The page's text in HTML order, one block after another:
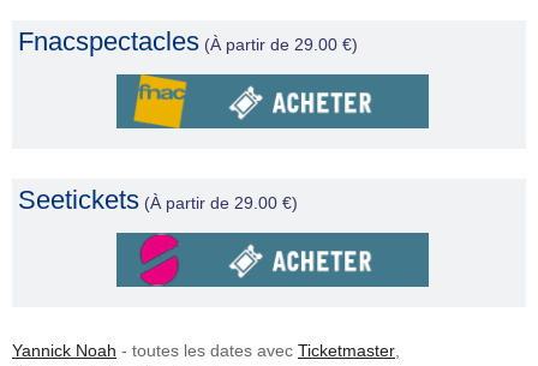
Fnacspectacles (À partir de 29.00 €)
Seetickets (À partir de 29.00 €)
Yannick Noah - toutes les dates avec Ticketmaster,